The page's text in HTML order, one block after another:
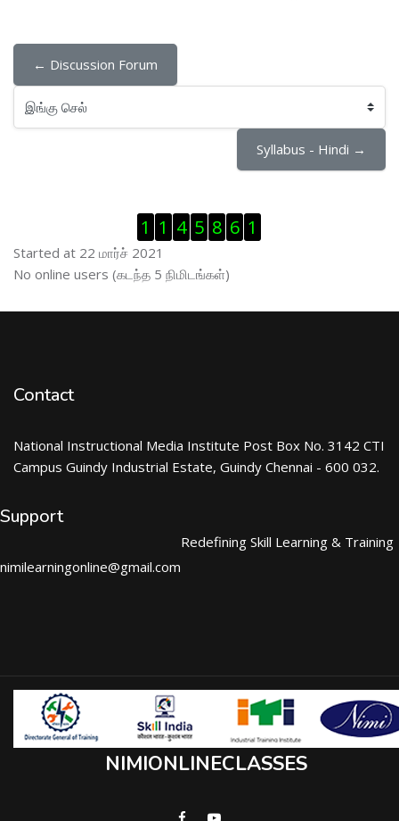
← Discussion Forum
இங்கு செல்
Syllabus - Hindi →
Visitor Counter ஐத் தவிர்
1 1 4 5 8 6 1
Started at 22 மார்ச் 2021
இணைப்புநிலைப் பயனாளர் ஐத் தவிர்
No online users (கடந்த 5 நிமிடங்கள்)
Contact
National Instructional Media Institute Post Box No. 3142 CTI
Campus Guindy Industrial Estate, Guindy Chennai - 600 032.
Support
nimilearningonline@gmail.com
Redefining Skill Learning & Training
NIMIONLINECLASSES